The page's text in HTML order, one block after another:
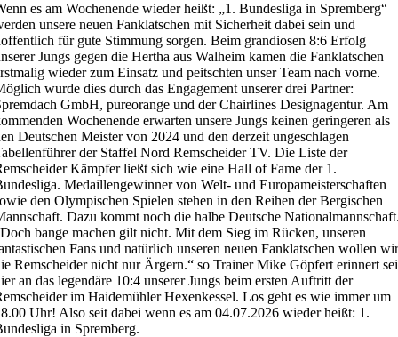
es am Wochenende wieder heißt: „1. Bundesliga in Spremberg“
unsere neuen Fanklatschen mit Sicherheit dabei sein und
für gute Stimmung sorgen. Beim grandiosen 8:6 Erfolg
Jungs gegen die Hertha aus Walheim kamen die Fanklatschen
wieder zum Einsatz und peitschten unser Team nach vorne.
wurde dies durch das Engagement unserer drei Partner:
GmbH, pureorange und der Chairlines Designagentur. Am
Wochenende erwarten unsere Jungs keinen geringeren als
Deutschen Meister von 2024 und den derzeit ungeschlagen
der Staffel Nord Remscheider TV. Die Liste der
Kämpfer ließt sich wie eine Hall of Fame der 1.
Medaillengewinner von Welt- und Europameisterschaften
den Olympischen Spielen stehen in den Reihen der Bergischen
Dazu kommt noch die halbe Deutsche
bange machen gilt nicht. Mit dem Sieg im Rücken, unseren
Fans und natürlich unseren neuen Fanklatschen wollen wir
Remscheider nicht nur Ärgern.“ so Trainer Mike Göpfert erinnert sei
an das legendäre 10:4 unserer Jungs beim ersten Auftritt der
im Haidemühler Hexenkessel. Los geht es wie immer um
Uhr! Also seit dabei wenn es am 04.07.2026 wieder heißt: 1.
in Spremberg.